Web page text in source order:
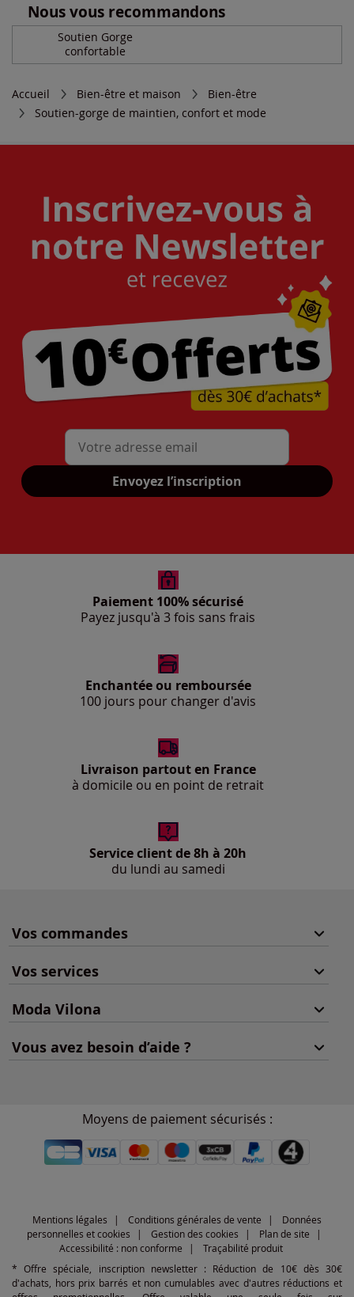
Nous vous recommandons
Soutien Gorge
confortable
Accueil Bien-être et maison
Bien-être
Soutien-gorge de maintien, confort et mode
Mon adresse mail
Envoyez l’inscription
Paiement 100% sécurisé
Payez jusqu'à 3 fois sans frais
Enchantée ou remboursée
100 jours pour changer d'avis
Livraison partout en France
à domicile ou en point de retrait
Service client de 8h à 20h
du lundi au samedi
Vos commandes
Vos services
Moda Vilona
Vous avez besoin d’aide ?
Moyens de paiement sécurisés :
Mentions légales Conditions générales de vente
Données
personnelles et cookies
Gestion des cookies
Plan de site
Accessibilité : non conforme
Traçabilité produit
* Offre spéciale, inscription newsletter : Réduction de 10€ dès 30€
d'achats, hors prix barrés et non cumulables avec d'autres réductions et